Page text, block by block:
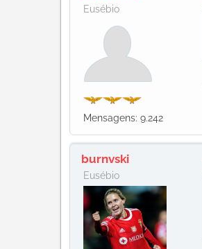
Eusébio
Mensagens: 9.242
burnvski
Eusébio